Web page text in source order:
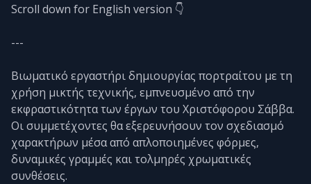
Scroll down for English version 👇
---
Βιωματικό εργαστήρι δημιουργίας πορτραίτου με τη
χρήση μικτής τεχνικής, εμπνευσμένο από την
εκφραστικότητα των έργων του Χριστόφορου Σάββα.
Οι συμμετέχοντες θα εξερευνήσουν τον σχεδιασμό
χαρακτήρων μέσα από απλοποιημένες φόρμες,
δυναμικές γραμμές και τολμηρές χρωματικές
συνθέσεις.